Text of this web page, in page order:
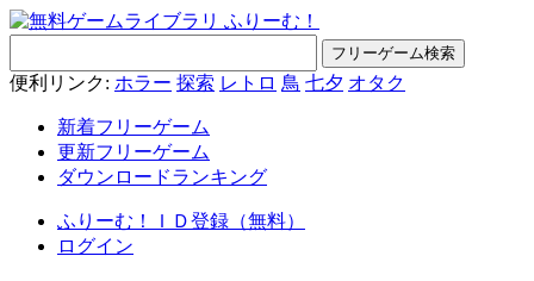
便利リンク: ホラー 探索 レトロ 鳥 七夕 オタク
新着フリーゲーム
更新フリーゲーム
ダウンロードランキング
ふりーむ！ＩＤ登録（無料）
ログイン